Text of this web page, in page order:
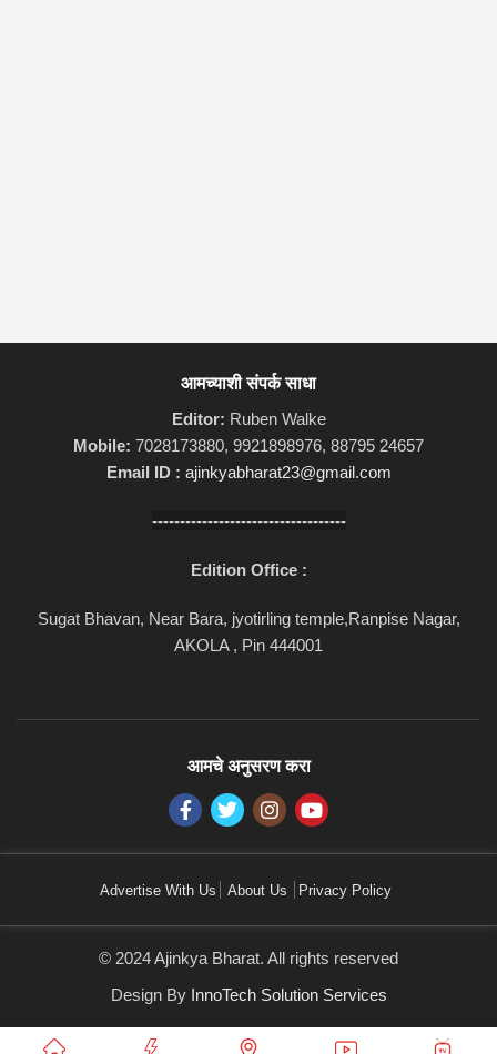
आमच्याशी संपर्क साधा
Editor: Ruben Walke
Mobile: 7028173880, 9921898976, 88795 24657
Email ID : ajinkyabharat23@gmail.com
-----------------------------------
Edition Office :
Sugat Bhavan, Near Bara, jyotirling temple,Ranpise Nagar,
AKOLA , Pin 444001
आमचे अनुसरण करा
Advertise With Us About Us Privacy Policy
© 2024 Ajinkya Bharat. All rights reserved
Design By InnoTech Solution Services